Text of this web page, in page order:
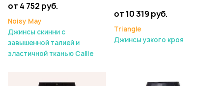
от 4 752 руб.
Noisy May
Джинсы скинни с
завышенной талией и
эластичной тканью Callie
от 10 319 руб.
Triangle
Джинсы узкого кроя